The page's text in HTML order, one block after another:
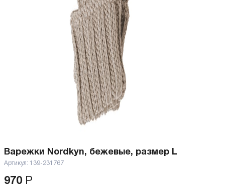
Варежки Nordkyn, бежевые, размер L
Артикул: 139-231767
970 Р